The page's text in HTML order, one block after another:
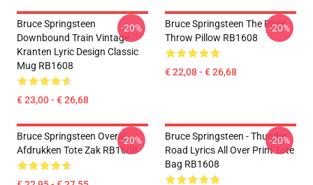
Bruce Springsteen
Downbound Train Vintage
Kranten Lyric Design Classic
Mug RB1608
€ 23,00 - € 26,68
-20%
Bruce Springsteen The River
Throw Pillow RB1608
€ 22,08 - € 26,68
-20%
Bruce Springsteen Overal
Afdrukken Tote Zak RB1608
-20%
Bruce Springsteen - Thunder
Road Lyrics All Over Print Tote
Bag RB1608
-20%